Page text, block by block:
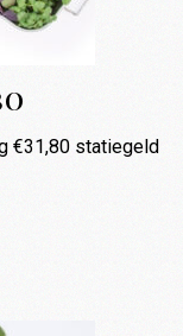
€31,80 statiegeld